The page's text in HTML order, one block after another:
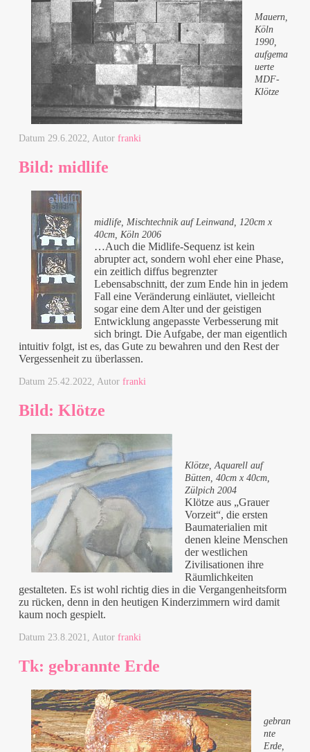
Mauern,
Köln
1990,
aufgema
uerte
MDF-
Klötze
Datum29.6.2022, Autorfranki
Bild: midlife
midlife, Mischtechnik auf Leinwand, 120cm x
40cm, Köln 2006
…Auch die Midlife-Sequenz ist kein
abrupter act, sondern wohl eher eine Phase,
ein zeitlich diffus begrenzter
Lebensabschnitt, der zum Ende hin in jedem
Fall eine Veränderung einläutet, vielleicht
sogar eine dem Alter und der geistigen
Entwicklung angepasste Verbesserung mit
sich bringt. Die Aufgabe, der man eigentlich
intuitiv folgt, ist es, das Gute zu bewahren und den Rest der
Vergessenheit zu überlassen.
Datum25.42.2022, Autorfranki
Bild: Klötze
Klötze, Aquarell auf
Bütten, 40cm x 40cm,
Zülpich 2004
Klötze aus „Grauer
Vorzeit“, die ersten
Baumaterialien mit
denen kleine Menschen
der westlichen
Zivilisationen ihre
Räumlichkeiten
gestalteten. Es ist wohl richtig dies in die Vergangenheitsform
zu rücken, denn in den heutigen Kinderzimmern wird damit
kaum noch gespielt.
Datum23.8.2021, Autorfranki
Tk: gebrannte Erde
gebran
nte
Erde,